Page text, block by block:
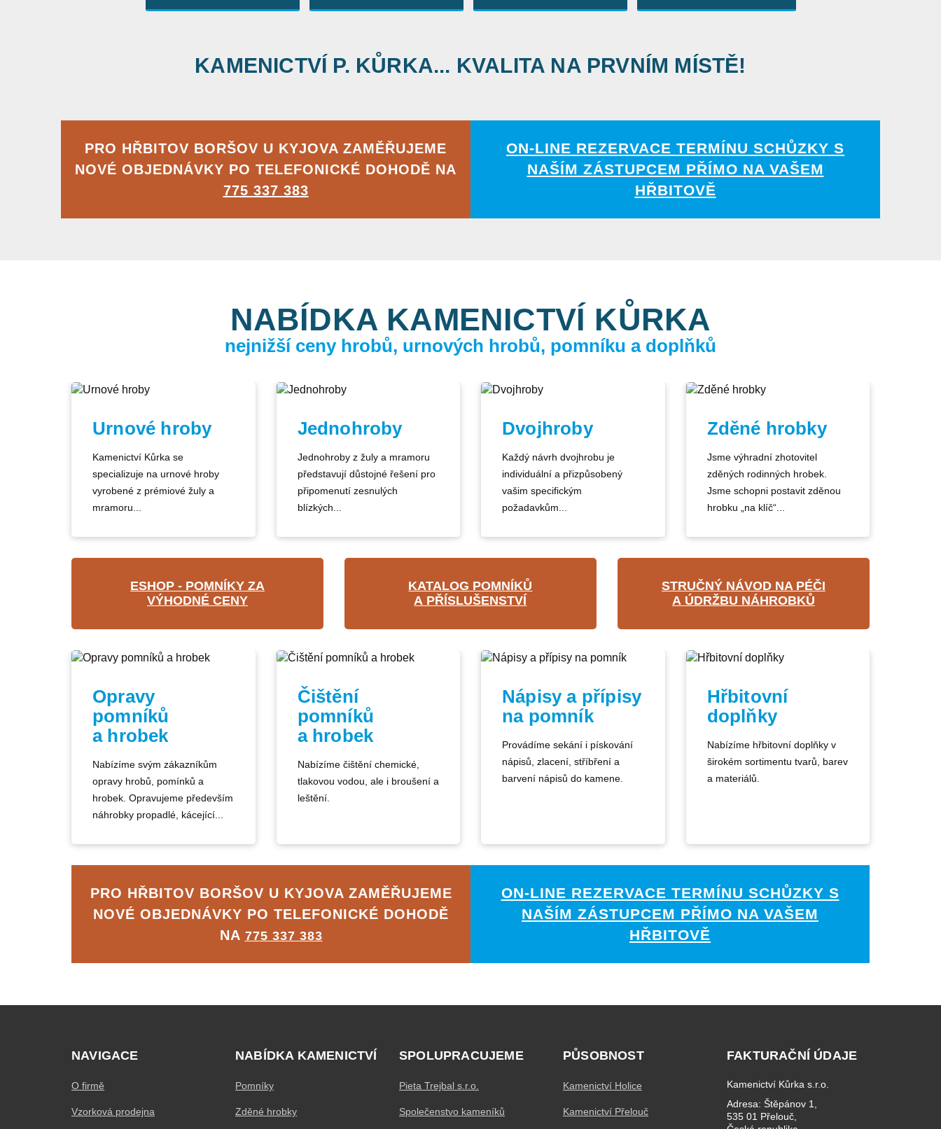
KAMENICTVÍ P. KŮRKA... KVALITA NA PRVNÍM MÍSTĚ!
PRO HŘBITOV BORŠOV U KYJOVA ZAMĚŘUJEME
NOVÉ OBJEDNÁVKY PO TELEFONICKÉ DOHODĚ NA
775 337 383
ON-LINE REZERVACE TERMÍNU SCHŮZKY S
NAŠÍM ZÁSTUPCEM PŘÍMO NA VAŠEM
HŘBITOVĚ
NABÍDKA KAMENICTVÍ KŮRKA
nejnižší ceny hrobů, urnových hrobů, pomníku a doplňků
Urnové hroby
Kamenictví Kůrka se
specializuje na urnové hroby
vyrobené z prémiové žuly a
mramoru...
Jednohroby
Jednohroby z žuly a mramoru
představují důstojné řešení pro
připomenutí zesnulých
blízkých...
Dvojhroby
Každý návrh dvojhrobu je
individuální a přizpůsobený
vašim specifickým
požadavkům...
Zděné hrobky
Jsme výhradní zhotovitel
zděných rodinných hrobek.
Jsme schopni postavit zděnou
hrobku „na klíč“...
ESHOP - POMNÍKY ZA
VÝHODNÉ CENY
KATALOG POMNÍKŮ
A PŘÍSLUŠENSTVÍ
STRUČNÝ NÁVOD NA PÉČI
A ÚDRŽBU NÁHROBKŮ
Opravy
pomníků
a hrobek
Nabízíme svým zákazníkům
opravy hrobů, pomínků a
hrobek. Opravujeme především
náhrobky propadlé, kácející...
Čištění
pomníků
a hrobek
Nabízíme čištění chemické,
tlakovou vodou, ale i broušení a
leštění.
Nápisy a přípisy
na pomník
Provádíme sekání i pískování
nápisů, zlacení, stříbření a
barvení nápisů do kamene.
Hřbitovní
doplňky
Nabízíme hřbitovní doplňky v
širokém sortimentu tvarů, barev
a materiálů.
PRO HŘBITOV BORŠOV U KYJOVA ZAMĚŘUJEME
NOVÉ OBJEDNÁVKY PO TELEFONICKÉ DOHODĚ
NA 775 337 383
ON-LINE REZERVACE TERMÍNU SCHŮZKY S
NAŠÍM ZÁSTUPCEM PŘÍMO NA VAŠEM
HŘBITOVĚ
NAVIGACE
O firmě
Vzorková prodejna
NABÍDKA KAMENICTVÍ
Pomníky
Zděné hrobky
SPOLUPRACUJEME
Pieta Trejbal s.r.o.
Společenstvo kameníků
PŮSOBNOST
Kamenictví Holice
Kamenictví Přelouč
FAKTURAČNÍ ÚDAJE
Kamenictví Kůrka s.r.o.
Adresa: Štěpánov 1,
535 01 Přelouč,